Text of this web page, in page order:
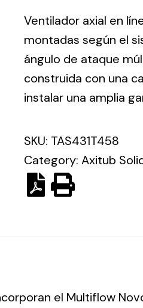
Ventilation
The
incorporation of
meant a greater
offer of
ventilation
products for
Ventilador axial en
montadas según el
ángulo de ataque
construida con una
instalar una amplia
SKU: TAS431T458
Category: Axitub
el Multiflow